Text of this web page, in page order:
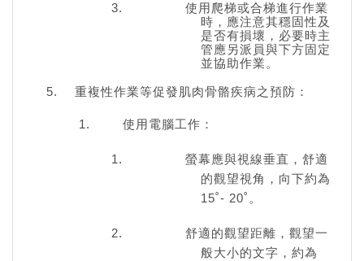
使用爬梯或合梯進行作業
時，應注意其穩固性及
是否有損壞，必要時主
管應另派員與下方固定
並協助作業。
重複性作業等促發肌肉骨骼疾病之預防：
使用電腦工作：
螢幕應與視線垂直，舒適
的觀望視角，向下約為
15˚- 20˚。
舒適的觀望距離，觀望一
般大小的文字，約為